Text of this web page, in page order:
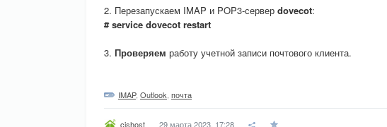
2. Перезапускаем IMAP и POP3-сервер dovecot:
# service dovecot restart
3. Проверяем работу учетной записи почтового клиента.
IMAP, Outlook почта
cishost 29 марта 2023, 17:28